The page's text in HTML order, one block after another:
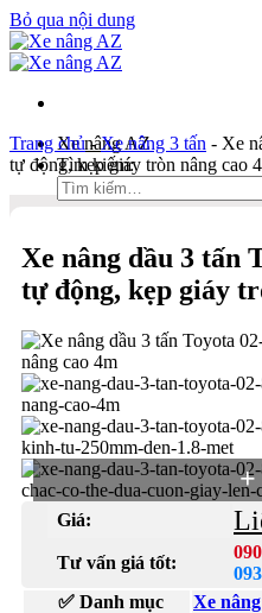
Bỏ qua nội dung
Xe nâng AZ
Tìm kiếm:
Duy Hòa
0903 333 581
Kinh Doanh
0934 166 552
Bản đồ
Liên hệ
Tìm kiếm:
Trang chủ-Xe nâng 3 tấn - Xe
tự động, kẹp giáy tròn nâng cao
Xe nâng dầu 3 tấn
tự động, kẹp giáy
+
Giá:
Tư vấn giá tốt:
✅ Danh mục
Xe